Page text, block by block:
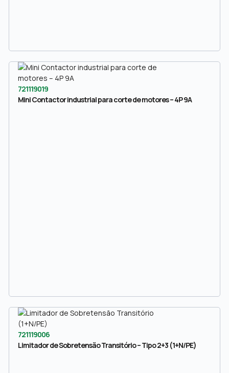
721119019
Mini Contactor industrial para corte de motores – 4P 9A
721119006
Limitador de Sobretensão Transitório – Tipo 2+3 (1+N/PE)